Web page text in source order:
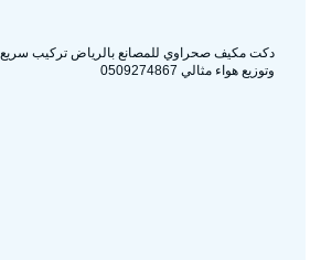
دكت مكيف صحراوي للمصانع بالرياض تركيب سريع
وتوزيع هواء مثالي 0509274867